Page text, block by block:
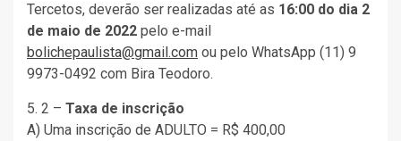
Tercetos, deverão ser realizadas até as 16:00 do dia 2
de maio de 2022 pelo e-mail
bolichepaulista@gmail.com ou pelo WhatsApp (11) 9
9973-0492 com Bira Teodoro.
5. 2 – Taxa de inscrição
A) Uma inscrição de ADULTO = R$ 400,00